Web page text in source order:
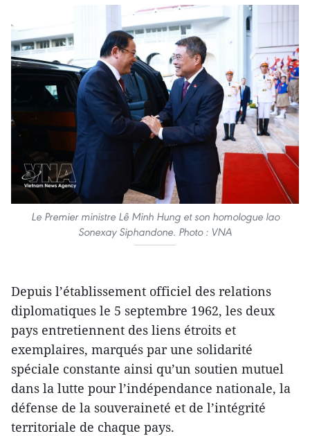
Le Premier ministre Lê Minh Hung et son homologue lao
Sonexay Siphandone. Photo : VNA
Depuis l’établissement officiel des relations
diplomatiques le 5 septembre 1962, les deux
pays entretiennent des liens étroits et
exemplaires, marqués par une solidarité
spéciale constante ainsi qu’un soutien mutuel
dans la lutte pour l’indépendance nationale, la
défense de la souveraineté et de l’intégrité
territoriale de chaque pays.